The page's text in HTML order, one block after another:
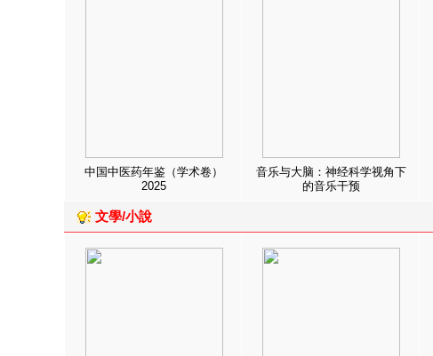
中国中医药年鉴（学术卷）
2025
音乐与大脑：神经科学视角下
的音乐干预
文學/小說